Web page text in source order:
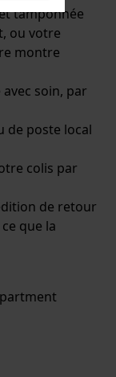
tamponnée
ou votre
montre
soin, par
de poste local
colis par
de retour
que la